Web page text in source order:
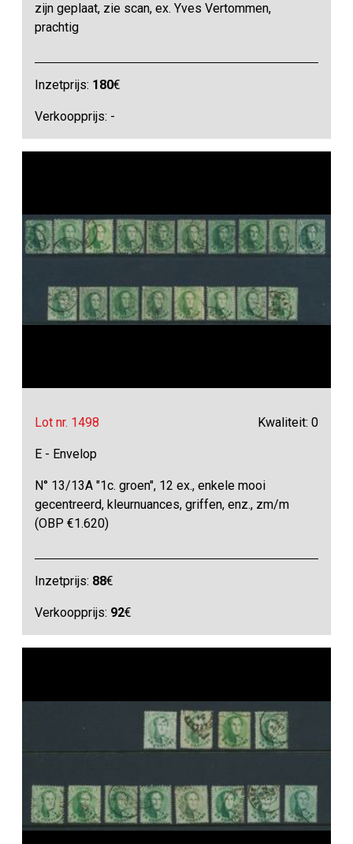
zijn geplaat, zie scan, ex. Yves Vertommen,
prachtig
Inzetprijs: 180€
Verkoopprijs: -
Lot nr. 1498 Kwaliteit: 0
E - Envelop
N° 13/13A "1c. groen", 12 ex., enkele mooi
gecentreerd, kleurnuances, griffen, enz., zm/m
(OBP €1.620)
Inzetprijs: 88€
Verkoopprijs: 92€